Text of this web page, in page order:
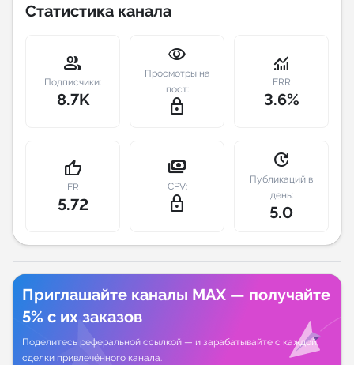
Индивидуальное сопровождение
Аналитика Telegram
Статистика канала
group
Подписчики:
8.7K
visibility
Просмотры на
пост:
lock_outline
monitoring
ERR
3.6%
thumb_up
ER
5.72
payments
CPV:
lock_outline
update
Публикаций в
день:
5.0
Приглашайте каналы MAX — получайте
5% с их заказов
Поделитесь реферальной ссылкой — и зарабатывайте с каждой
сделки привлечённого канала.